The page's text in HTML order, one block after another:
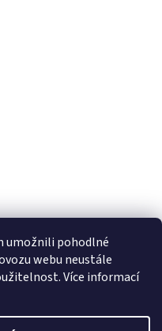
umožnili pohodlné
webu neustále
Více informací